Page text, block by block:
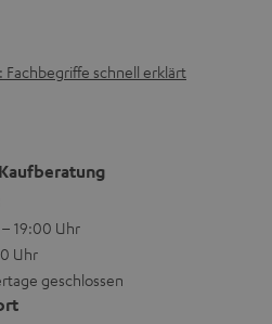
schnell erklärt
19:00 Uhr
Uhr
geschlossen